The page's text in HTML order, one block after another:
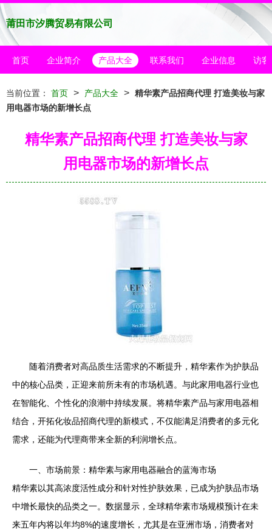
莆田市汐腾贸易有限公司
首页 企业简介 产品大全 联系我们 企业信息 访客
当前位置： 首页 > 产品大全 > 精华素产品招商代理 打造美妆与家
用电器市场的新增长点
精华素产品招商代理 打造美妆与家
用电器市场的新增长点
随着消费者对高品质生活需求的不断提升，精华素作为护肤品
中的核心品类，正迎来前所未有的市场机遇。与此家用电器行业也
在智能化、个性化的浪潮中持续发展。将精华素产品与家用电器相
结合，开拓化妆品招商代理的新模式，不仅能满足消费者的多元化
需求，还能为代理商带来全新的利润增长点。
一、市场前景：精华素与家用电器融合的蓝海市场
精华素以其高浓度活性成分和针对性护肤效果，已成为护肤品市场
中增长最快的品类之一。数据显示，全球精华素市场规模预计在未
来五年内将以年均8%的速度增长，尤其是在亚洲市场，消费者对